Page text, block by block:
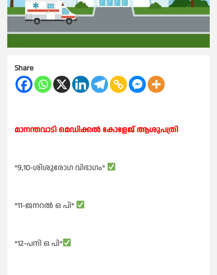
Share
മാനന്തവാടി മെഡിക്കൽ കോളേജ് ആശുപത്രി
*9,10-ശിശുരോഗ വിഭാഗം*
*11-ജനറൽ ഒ പി*
*12-പനി ഒ പി*